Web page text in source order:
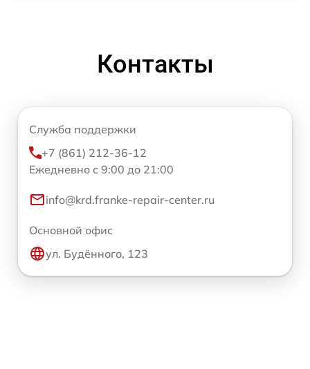
Контакты
Служба поддержки
+7 (861) 212-36-12
Ежедневно с 9:00 до 21:00
info@krd.franke-repair-center.ru
Основной офис
ул. Будённого, 123